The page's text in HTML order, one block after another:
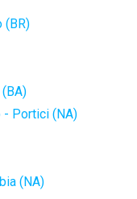
(BR)
- Portici (NA)
(NA)